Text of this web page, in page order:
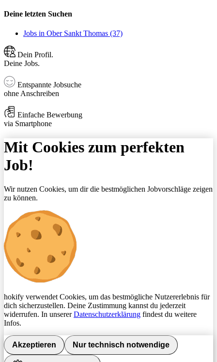
Deine letzten Suchen
Jobs in Ober Sankt Thomas (37)
Dein Profil.
Deine Jobs.
Entspannte Jobsuche
ohne Anschreiben
Einfache Bewerbung
via Smartphone
Mit Cookies zum perfekten
Job!
Wir nutzen Cookies, um dir die bestmöglichen Jobvorschläge zeigen
zu können.
hokify verwendet Cookies, um das bestmögliche Nutzererlebnis für
dich sicherzustellen. Deine Zustimmung kannst du jederzeit
widerrufen. In unsererDatenschutzerklärung findest du weitere
Infos.
Akzeptieren Nur technisch notwendige